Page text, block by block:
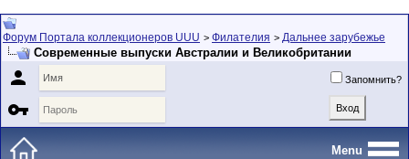
Форум Портала коллекционеров UUU > Филателия > Дальнее зарубежье
Современные выпуски Австралии и Великобритании
 Запомнить?

Menu